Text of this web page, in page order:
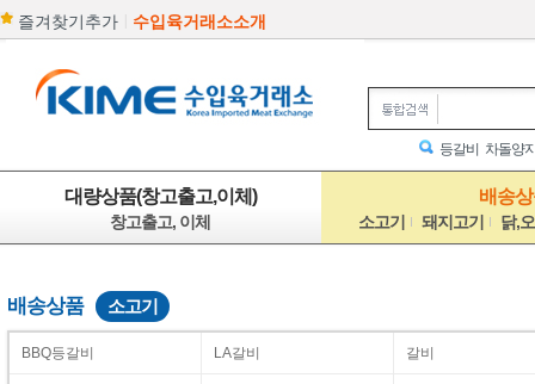
즐겨찾기추가 수입육거래소소개
등갈비 차돌양
대량상품(창고출고,이체)
창고출고, 이체
배송
소고기 돼지고기 닭,
배송상품 소고기
BBQ등갈비 LA갈비 갈비